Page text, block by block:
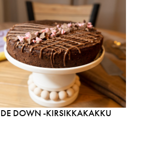
DOWN -KIRSIKKAKAKKU